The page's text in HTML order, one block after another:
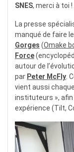
SNES, merci à toi !
La presse
manqué de faire
Gorges (Omake
Force
autour de
par Peter McFly .
vient aussi
instituteurs », afin
expérience (Tilt,